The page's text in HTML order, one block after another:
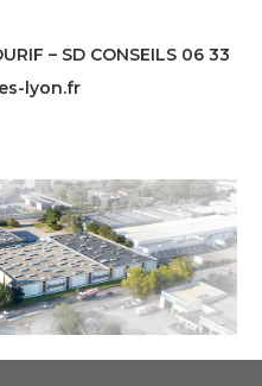
– SD CONSEILS 06 33
lyon.fr